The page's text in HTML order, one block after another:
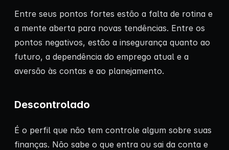
Entre seus pontos fortes estão a falta de rotina e
a mente aberta para novas tendências. Entre os
pontos negativos, estão a insegurança quanto ao
futuro, a dependência do emprego atual e a
aversão às contas e ao planejamento.
Descontrolado
É o perfil que não tem controle algum sobre suas
finanças. Não sabe o que entra ou sai da conta e